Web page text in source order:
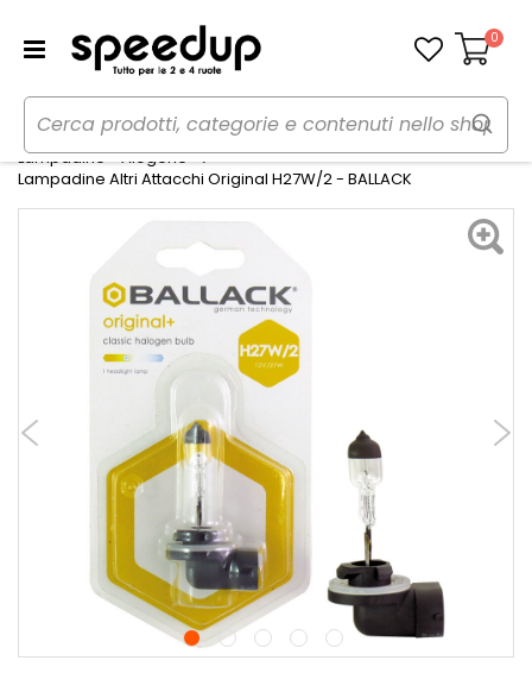
Carrello
0
Home Auto
Illuminazione
Lampadine - Alogene
Lampadine Altri Attacchi Original H27W/2 - BALLACK